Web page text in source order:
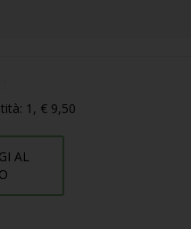
1, € 9,50
AL